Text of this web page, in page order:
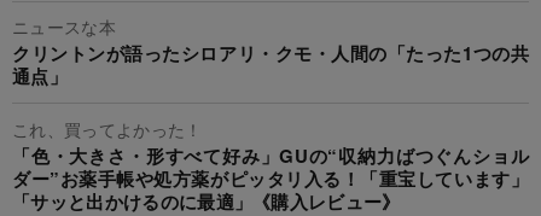
ニュースな本
クリントンが語ったシロアリ・クモ・人間の「たった1つの共
通点」
これ、買ってよかった！
「色・大きさ・形すべて好み」GUの“収納力ばつぐんショル
ダー”お薬手帳や処方薬がピッタリ入る！「重宝しています」
「サッと出かけるのに最適」《購入レビュー》